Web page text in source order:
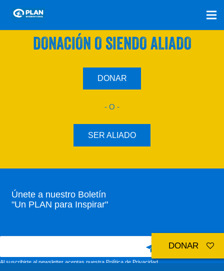
SÚMATE A NUESTRO PLAN CON UNA
DONACIÓN O SIENDO ALIADO
DONAR
- O -
SER ALIADO
Únete a nuestro Boletín
"Un PLAN para Inspirar"
Al suscribirte al newsletter aceptas nuestraPolítica de Privacidad
DONAR